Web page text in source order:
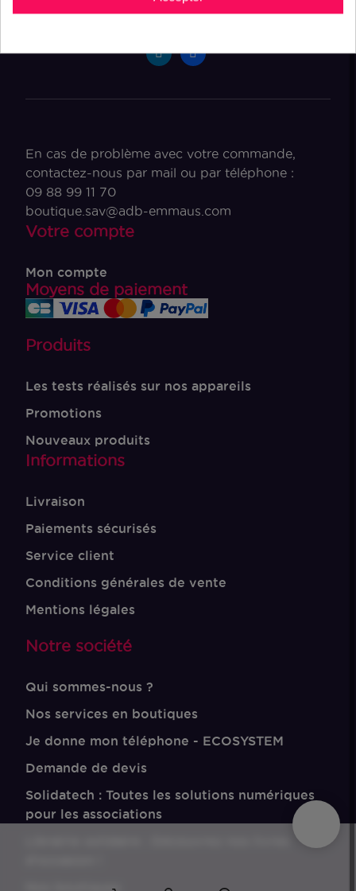
Suivez-nous sur
En cas de problème avec votre commande,
contactez-nous par mail ou par téléphone :
09 88 99 11 70
boutique.sav@adb-emmaus.com
Votre compte
Mon compte
Moyens de paiement
Produits
Les tests réalisés sur nos appareils
Promotions
Nouveaux produits
Informations
Livraison
Paiements sécurisés
Service client
Conditions générales de vente
Mentions légales
Notre société
Qui sommes-nous ?
Nos services en boutiques
Je donne mon téléphone - ECOSYSTEM
Demande de devis
Solidatech : Toutes les solutions numériques
pour les associations
Nos boutiques